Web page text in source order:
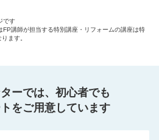
です
FP講師が担当する特別講座・リフォームの講座は特
ます。
ーでは、初心者でも
をご用意しています